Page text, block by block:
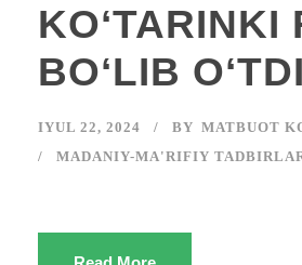
KOʻTARINKI
BOʻLIB OʻTDI
IYUL 22, 2024 BY MATBUOT
MADANIY-MA'RIFIY